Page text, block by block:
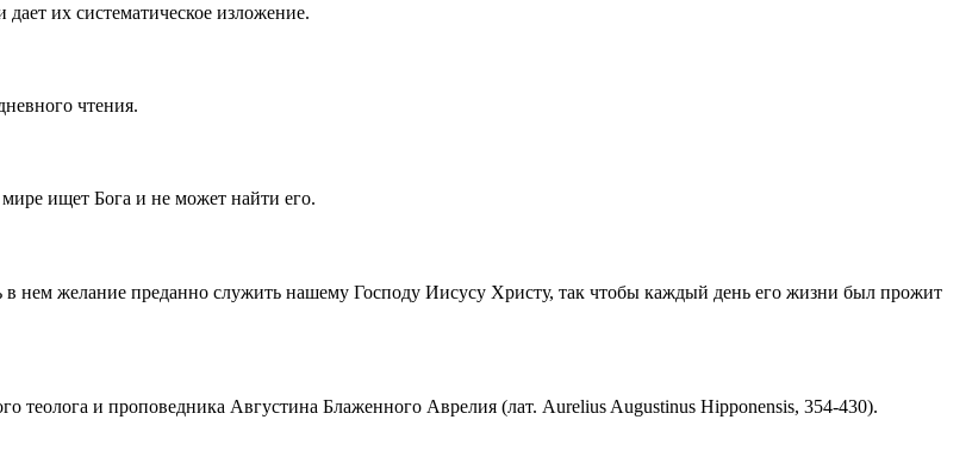
их систематическое изложение.
чтения.
ищет Бога и не может найти его.
нем желание преданно служить нашему Господу Иисусу Христу, так чтобы каждый день его жизни был прожит
теолога и проповедника Августина Блаженного Аврелия (лат. Aurelius Augustinus Hipponensis, 354-430).